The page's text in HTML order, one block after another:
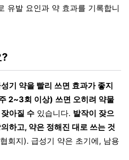
유발 요인과 약 효과를 기록합니
기 약을 빨리 쓰면 효과가 좋지
2~3회 이상) 쓰면 오히려 약물
아질 수 있습니다. 발작이 잦으
하고, 약은 정해진 대로 쓰는 것
회지). 급성기 약은 초기에, 남용